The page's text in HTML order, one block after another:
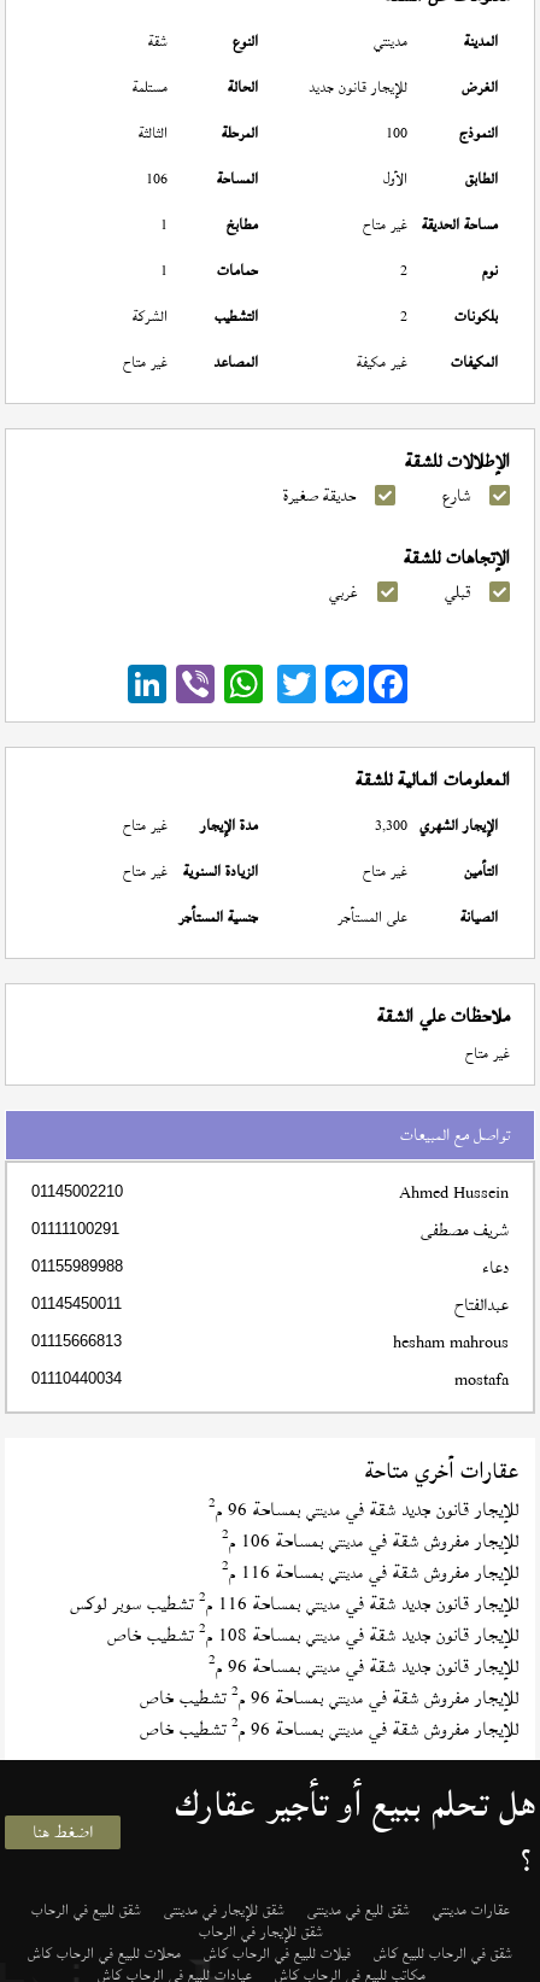
المدينة مدينتي النوع
شقة
الغرض
للإيجار قانون جديد الحالة
مستلمة
النموذج
100 المرحلة
الثالثة
الطابق
الأول المساحة
106
مساحة الحديقة غير متاح مطابخ
1
نوم
2 حمامات
1
بلكونات
2 التشطيب
الشركة
المكيفات
غير مكيفة المصاعد غير متاح
الإطلالات للشقة
شارع حديقة صغيرة
الإتجاهات للشقة
قبلي غربي
Messenger
المعلومات المالية للشقة
الإيجار الشهري 3,300 مدة الإيجار
غير متاح
التأمين
غير متاح الزيادة السنوية غير متاح
الصيانة
على المستأجر جنسية المستأجر
ملاحظات علي الشقة
غير متاح
تواصل مع المبيعات
Ahmed Hussein
01145002210
شريف مصطفى 01111100291
دعاء 01155989988
عبدالفتاح 01145450011
hesham mahrous
01115666813
mostafa
01110440034
عقارات أخري متاحة
للإيجار قانون جديد شقة فيمدينتي بمساحة 96 م 2
للإيجار مفروش شقة فيمدينتي بمساحة 106 م 2
للإيجار مفروش شقة فيمدينتي بمساحة 116 م 2
للإيجار قانون جديد شقة فيمدينتي بمساحة 116 م 2تشطيب سوبر لوكس
للإيجار قانون جديد شقة فيمدينتي بمساحة 108 م 2تشطيب خاص
للإيجار قانون جديد شقة فيمدينتي بمساحة 96 م 2
للإيجار مفروش شقة فيمدينتي بمساحة 96 م 2تشطيب خاص
للإيجار مفروش شقة فيمدينتي بمساحة 96 م 2تشطيب خاص
هل تحلم ببيع أو تأجير عقارك
؟ اضغط هنا
عقارات مدينتي شقق لليع في مدينتى شقق للإيجار في مدينتى شقق للبيع في الرحاب
شقق للإيجار في الرحاب
شقق في الرحاب للبيع كاش فيلات للبيع في الرحاب كاش محلات للبيع في الرحاب كاش
مكاتب للبيع في الرحاب كاش عيادات للبيع في الرحاب كاش